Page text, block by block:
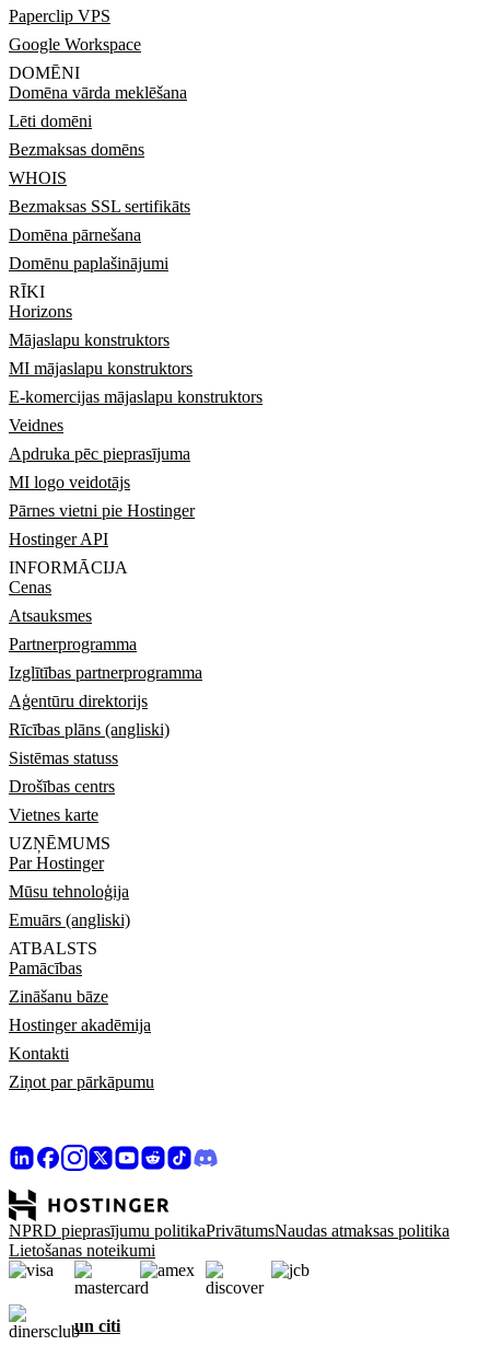
Paperclip VPS
Google Workspace
DOMĒNI
Domēna vārda meklēšana
Lēti domēni
Bezmaksas domēns
WHOIS
Bezmaksas SSL sertifikāts
Domēna pārnešana
Domēnu paplašinājumi
RĪKI
Horizons
Mājaslapu konstruktors
MI mājaslapu konstruktors
E-komercijas mājaslapu konstruktors
Veidnes
Apdruka pēc pieprasījuma
MI logo veidotājs
Pārnes vietni pie Hostinger
Hostinger API
INFORMĀCIJA
Cenas
Atsauksmes
Partnerprogramma
Izglītības partnerprogramma
Aģentūru direktorijs
Rīcības plāns (angliski)
Sistēmas statuss
Drošības centrs
Vietnes karte
UZŅĒMUMS
Par Hostinger
Mūsu tehnoloģija
Emuārs (angliski)
ATBALSTS
Pamācības
Zināšanu bāze
Hostinger akadēmija
Kontakti
Ziņot par pārkāpumu
NPRD pieprasījumu politikaPrivātumsNaudas atmaksas politika
Lietošanas noteikumi
un citi